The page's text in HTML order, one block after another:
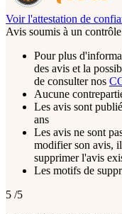
Voir l'attestation de
Avis soumis à un contrôle
Pour plus
des avis et la
de consulter nos
Aucune
Les avis sont
ans
Les avis ne sont
modifier son avis,
supprimer l'avis
Les motifs de
5 /5